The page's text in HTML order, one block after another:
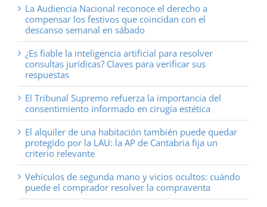
La Audiencia Nacional reconoce el derecho a
compensar los festivos que coincidan con el
descanso semanal en sábado
¿Es fiable la inteligencia artificial para resolver
consultas jurídicas? Claves para verificar sus
respuestas
El Tribunal Supremo refuerza la importancia del
consentimiento informado en cirugía estética
El alquiler de una habitación también puede quedar
protegido por la LAU: la AP de Cantabria fija un
criterio relevante
Vehículos de segunda mano y vicios ocultos: cuándo
puede el comprador resolver la compraventa